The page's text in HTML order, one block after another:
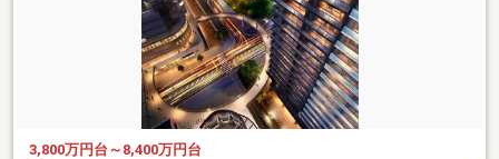
3,800万円台～8,400万円台